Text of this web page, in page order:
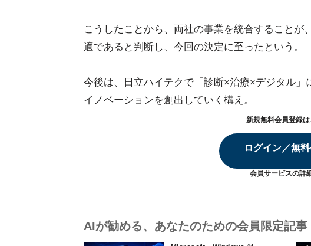
こうしたことから、両社の事業を統合することが
適であると判断し、今回の決定に至ったという。
今後は、日立ハイテクで「診断×治療×デジタル
イノベーションを創出していく構え。
新規無料会員登録
ログイン／無
会員サービスの詳
AIが勧める、あなたのための会員限定記事